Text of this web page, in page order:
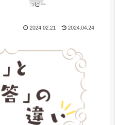
コピー
2024.02.21 2024.04.24